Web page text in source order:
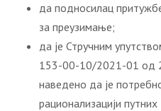
да подносилац
за преузимање;
да је Стручним
153-00-10/2021-01 од
наведено да је
рационализацији